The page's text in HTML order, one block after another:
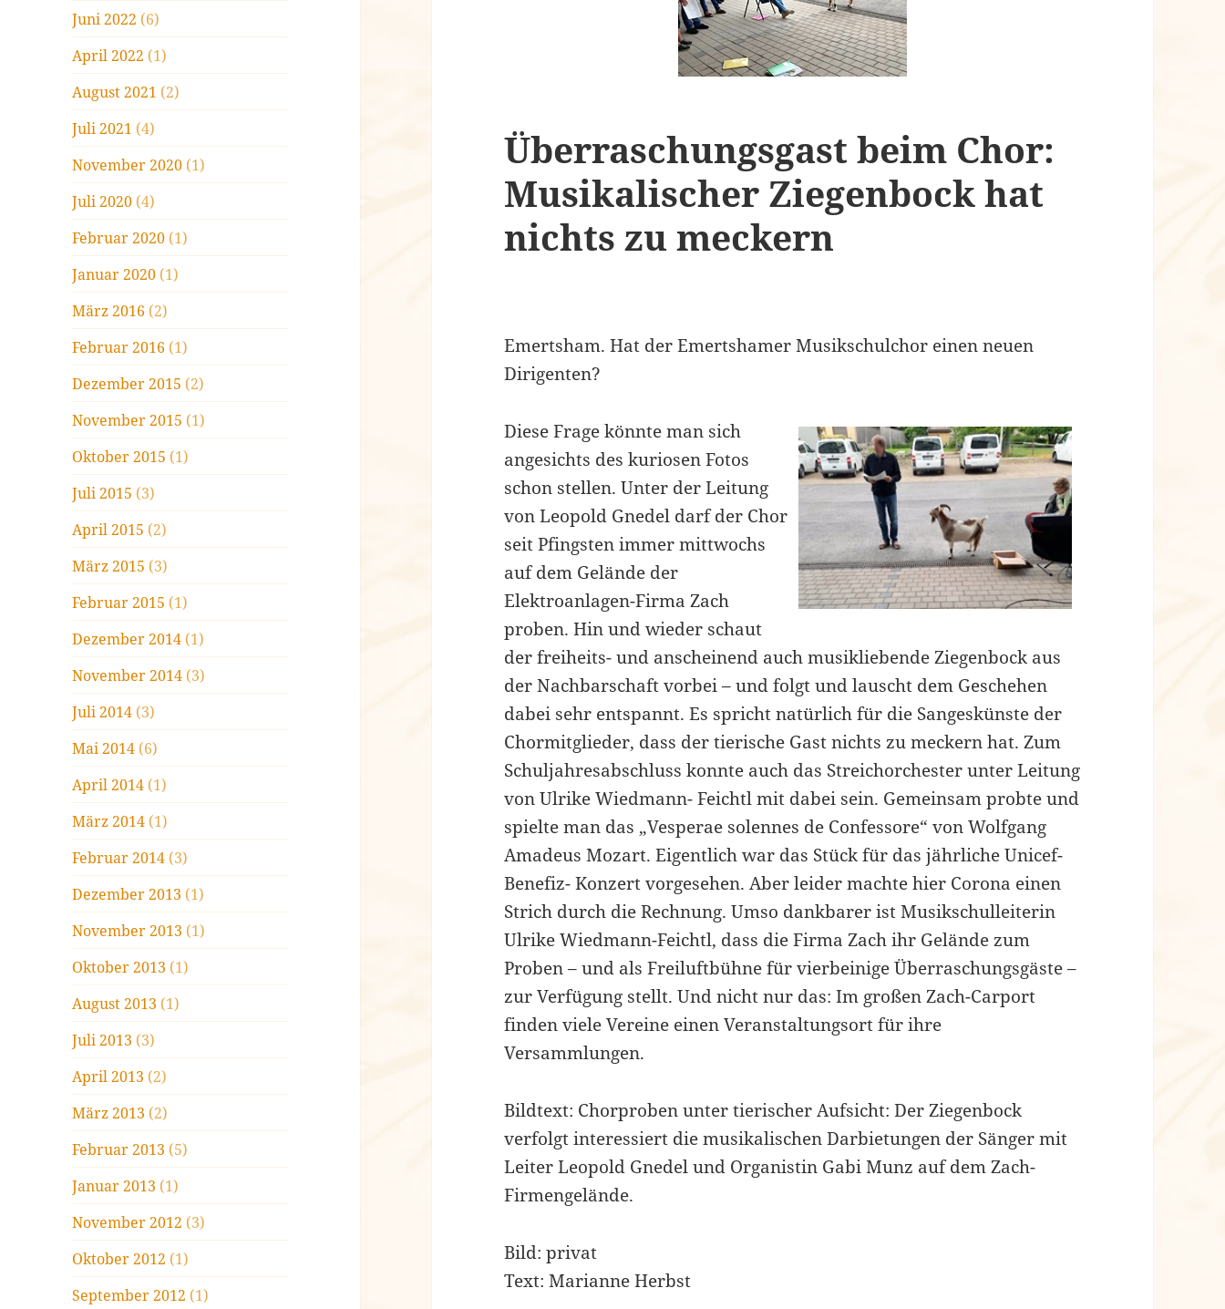
Juni 2022 (6)
April 2022 (1)
August 2021 (2)
Juli 2021 (4)
November 2020 (1)
Juli 2020 (4)
Februar 2020 (1)
Januar 2020 (1)
März 2016 (2)
Februar 2016 (1)
Dezember 2015 (2)
November 2015 (1)
Oktober 2015 (1)
Juli 2015 (3)
April 2015 (2)
März 2015 (3)
Februar 2015 (1)
Dezember 2014 (1)
November 2014 (3)
Juli 2014 (3)
Mai 2014 (6)
April 2014 (1)
März 2014 (1)
Februar 2014 (3)
Dezember 2013 (1)
November 2013 (1)
Oktober 2013 (1)
August 2013 (1)
Juli 2013 (3)
April 2013 (2)
März 2013 (2)
Februar 2013 (5)
Januar 2013 (1)
November 2012 (3)
Oktober 2012 (1)
September 2012 (1)
Überraschungsgast beim Chor:
Musikalischer Ziegenbock hat
nichts zu meckern
Emertsham. Hat der Emertshamer Musikschulchor einen neuen
Dirigenten?
Diese Frage könnte man sich
angesichts des kuriosen Fotos
schon stellen. Unter der Leitung
von Leopold Gnedel darf der Chor
seit Pfingsten immer mittwochs
auf dem Gelände der
Elektroanlagen-Firma Zach
proben. Hin und wieder schaut
der freiheits- und anscheinend auch musikliebende Ziegenbock aus
der Nachbarschaft vorbei – und folgt und lauscht dem Geschehen
dabei sehr entspannt. Es spricht natürlich für die Sangeskünste der
Chormitglieder, dass der tierische Gast nichts zu meckern hat. Zum
Schuljahresabschluss konnte auch das Streichorchester unter Leitung
von Ulrike Wiedmann- Feichtl mit dabei sein. Gemeinsam probte und
spielte man das „Vesperae solennes de Confessore“ von Wolfgang
Amadeus Mozart. Eigentlich war das Stück für das jährliche Unicef-
Benefiz- Konzert vorgesehen. Aber leider machte hier Corona einen
Strich durch die Rechnung. Umso dankbarer ist Musikschulleiterin
Ulrike Wiedmann-Feichtl, dass die Firma Zach ihr Gelände zum
Proben – und als Freiluftbühne für vierbeinige Überraschungsgäste –
zur Verfügung stellt. Und nicht nur das: Im großen Zach-Carport
finden viele Vereine einen Veranstaltungsort für ihre
Versammlungen.
Bildtext: Chorproben unter tierischer Aufsicht: Der Ziegenbock
verfolgt interessiert die musikalischen Darbietungen der Sänger mit
Leiter Leopold Gnedel und Organistin Gabi Munz auf dem Zach-
Firmengelände.
Bild: privat
Text: Marianne Herbst